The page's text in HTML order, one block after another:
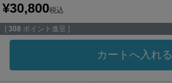
¥30,800税込
[ 308 ポイント進呈 ]
カートへ入れる